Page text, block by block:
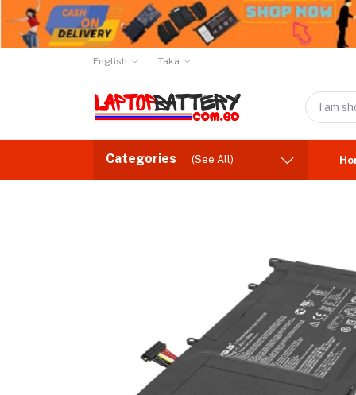
English Taka
Categories (See All)